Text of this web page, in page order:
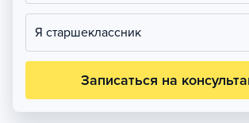
Я старшеклассник
Записаться на